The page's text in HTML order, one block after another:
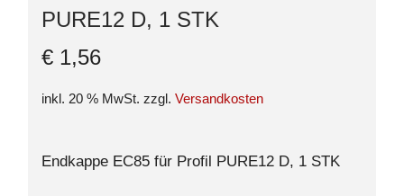
PURE12 D, 1 STK
€ 1,56
inkl. 20 % MwSt. zzgl. Versandkosten
Endkappe EC85 für Profil PURE12 D, 1 STK